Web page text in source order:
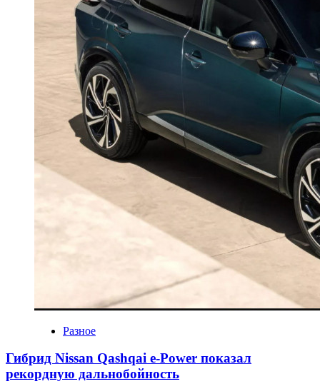
Разное
Гибрид Nissan Qashqai e-Power показал
рекордную дальнобойность